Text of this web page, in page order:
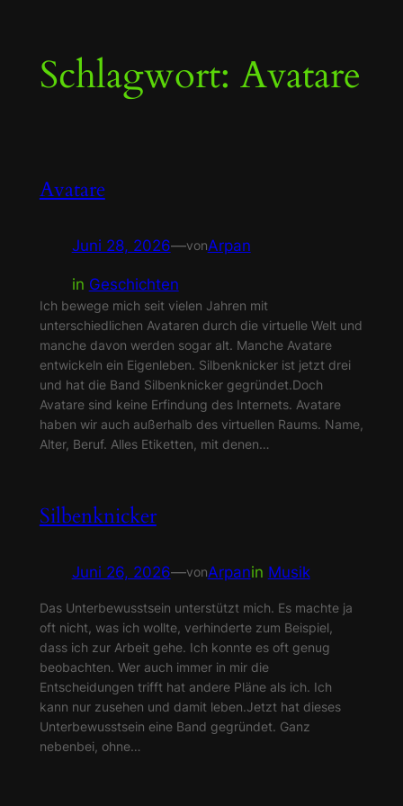
Inhalt
springenSchlagwort: Avatare
Avatare
Juni 28, 2026—vonArpan
in Geschichten
Ich bewege mich seit vielen Jahren mit
unterschiedlichen Avataren durch die virtuelle Welt und
manche davon werden sogar alt. Manche Avatare
entwickeln ein Eigenleben. Silbenknicker ist jetzt drei
und hat die Band Silbenknicker gegründet.Doch
Avatare sind keine Erfindung des Internets. Avatare
haben wir auch außerhalb des virtuellen Raums. Name,
Alter, Beruf. Alles Etiketten, mit denen…
Silbenknicker
Juni 26, 2026—vonArpanin Musik
Das Unterbewusstsein unterstützt mich. Es machte ja
oft nicht, was ich wollte, verhinderte zum Beispiel,
dass ich zur Arbeit gehe. Ich konnte es oft genug
beobachten. Wer auch immer in mir die
Entscheidungen trifft hat andere Pläne als ich. Ich
kann nur zusehen und damit leben.Jetzt hat dieses
Unterbewusstsein eine Band gegründet. Ganz
nebenbei, ohne…